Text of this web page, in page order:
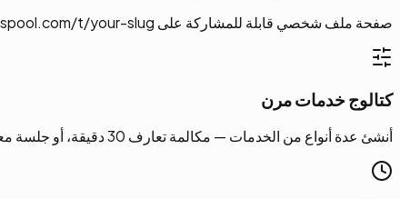
صفحة ملف شخصي قابلة للمشاركة على gigspool.com/t/your-slug. اربطها من سيرتك أو نشرتك أو أي مكان يجدك فيه العملاء بالفعل.
كتالوج خدمات مرن
أنشئ عدة أنواع من الخدمات — مكالمة تعارف 30 دقيقة، أو جلسة معمّقة 60 دقيقة، أو باقة شهرية متكرّرة. أنت تحدّد النطاق والمدة والسعر.